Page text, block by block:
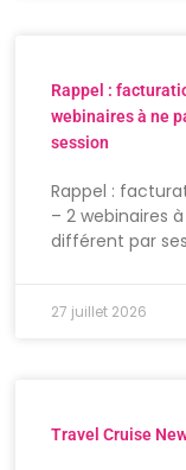
Rappel :
webinaires à ne
session
Rappel :
– 2 webinaires
différent par
27 juillet 2026
Travel Cruise